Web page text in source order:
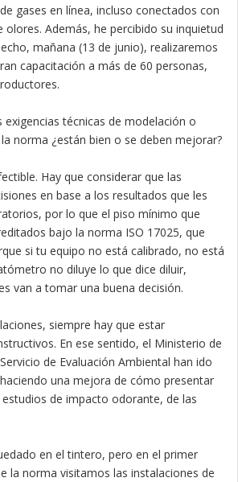
gases en línea, incluso conectados con
Además, he percibido su inquietud
mañana (13 de junio), realizaremos
capacitación a más de 60 personas,
exigencias técnicas de modelación o
norma ¿están bien o se deben mejorar?
Hay que considerar que las
en base a los resultados que les
por lo que el piso mínimo que
bajo la norma ISO 17025, que
si tu equipo no está calibrado, no está
no diluye lo que dice diluir,
van a tomar una buena decisión.
siempre hay que estar
En ese sentido, el Ministerio de
de Evaluación Ambiental han ido
una mejora de cómo presentar
de impacto odorante, de las
en el tintero, pero en el primer
la norma visitamos las instalaciones de